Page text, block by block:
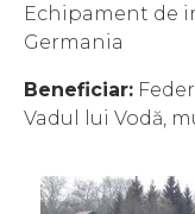
Echipament de
Germania
Beneficiar:
Vadul lui Vodă,